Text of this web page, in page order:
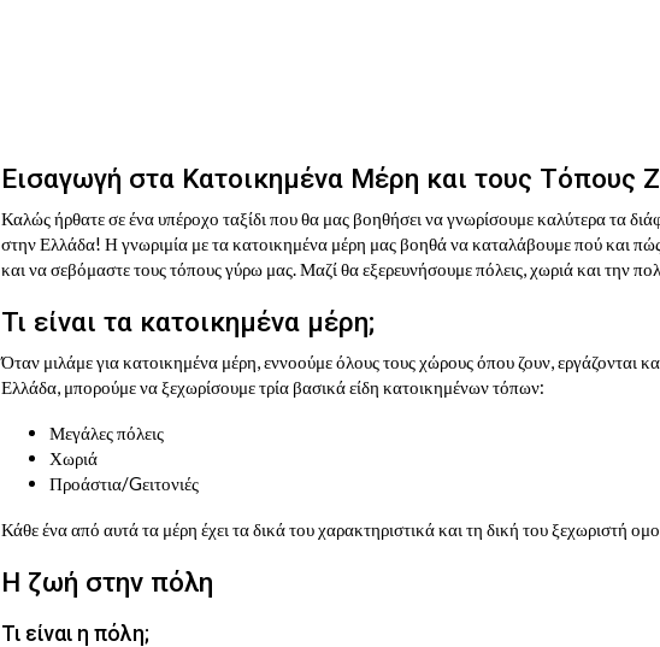
Εισαγωγή στα Κατοικημένα Μέρη και τους Τόπους
Καλώς ήρθατε σε ένα υπέροχο ταξίδι που θα μας βοηθήσει να γνωρίσουμε καλύτερα τα
στην Ελλάδα! Η γνωριμία με τα κατοικημένα μέρη μας βοηθά να καταλάβουμε πού και
και να σεβόμαστε τους τόπους γύρω μας. Μαζί θα εξερευνήσουμε πόλεις, χωριά και την
Τι είναι τα κατοικημένα μέρη;
Όταν μιλάμε για κατοικημένα μέρη, εννοούμε όλους τους χώρους όπου ζουν, εργάζονται
Ελλάδα, μπορούμε να ξεχωρίσουμε τρία βασικά είδη κατοικημένων τόπων:
Μεγάλες πόλεις
Χωριά
Προάστια/Gειτονιές
Κάθε ένα από αυτά τα μέρη έχει τα δικά του χαρακτηριστικά και τη δική του ξεχωριστή
Η ζωή στην πόλη
Τι είναι η πόλη;